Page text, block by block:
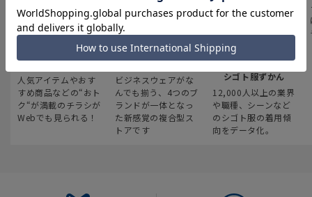
最新のお買い得情報
人気アイテムやおす
すめ商品などの“おト
ク“が満載のチラシが
Webでも見られる！
スーツスクエア
ビジネスウェアがな
んでも揃う、4つのブ
ランドが一体となっ
た新感覚の複合型ス
トアです
みんなの
シゴト服ずかん
12,000人以上の業界
や職種、シーンなど
のシゴト服の着用傾
向をデータ化。